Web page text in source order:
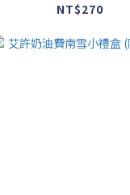
NT$270